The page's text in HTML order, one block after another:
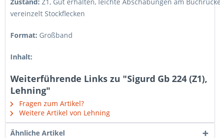
vereinzelt Stockflecken
Format: Großband
Inhalt:
Weiterführende Links zu "Sigurd Gb 224 (Z1),
Lehning"
Fragen zum Artikel?
Weitere Artikel von Lehning
Ähnliche Artikel